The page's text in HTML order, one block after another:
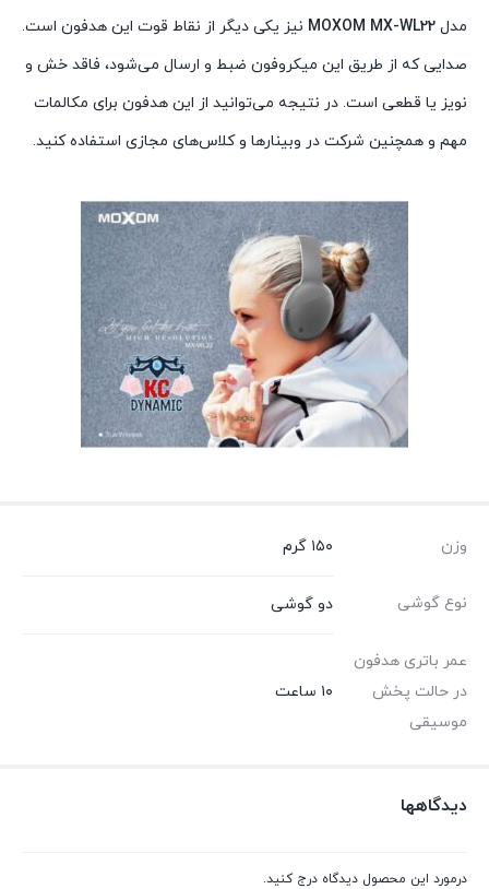
مدل
نیز یکی دیگر از نقاط قوت این هدفون است.
صدایی که از طریق این میکروفون ضبط و ارسال می‌شود، فاقد خش و
نویز یا قطعی است. در نتیجه می‌توانید از این هدفون برای مکالمات
مهم و همچنین شرکت در وبینار‌ها و کلاس‌های مجازی استفاده کنید.
وزن ۱۵۰ گرم
نوع گوشی دو گوشی
عمر باتری هدفون
در حالت پخش
موسیقی
۱۰ ساعت
دیدگاهها
درمورد این محصول دیدگاه درج کنید.